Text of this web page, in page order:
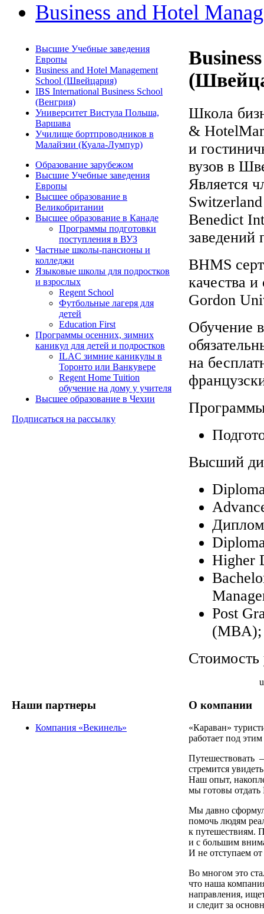
Business and Hotel
Высшие Учебные заведения
Европы
Business and Hotel Management
School (Швейцария)
IBS International Business School
(Венгрия)
Университет Вистула Польша,
Варшава
Училище бортпроводников в
Малайзии (Куала-Лумпур)
Образование зарубежом
Высшие Учебные заведения
Европы
Высшее образование в
Великобритании
Высшее образование в Канаде
Программы подготовки
поступления в ВУЗ
Частные школы-пансионы и
колледжи
Языковые школы для подростков
и взрослых
Regent School
Футбольные лагеря для
детей
Education First
Программы осенних, зимних
каникул для детей и подростков
ILAC зимние каникулы в
Торонто или Ванкувере
Regent Home Tuition
обучение на дому у учителя
Высшее образование в Чехии
Подписаться на рассылку
Школа
&
и
вузов в
Является
Benedict
заведений
BHMS
качества
Gordon
Обучение
на
Программы
Высший
Диплом
Higher
Post
(MBA);
Стоимость
Наши партнеры
Компания «Векинель»
О компании
«Караван»
работает под
Путешествовать
стремится
Наш опыт,
мы готовы отдать
Мы давно
помочь людям
к путешествиям.
и с большим
И не отступаем
Во многом это
что наша
направления,
и следит за